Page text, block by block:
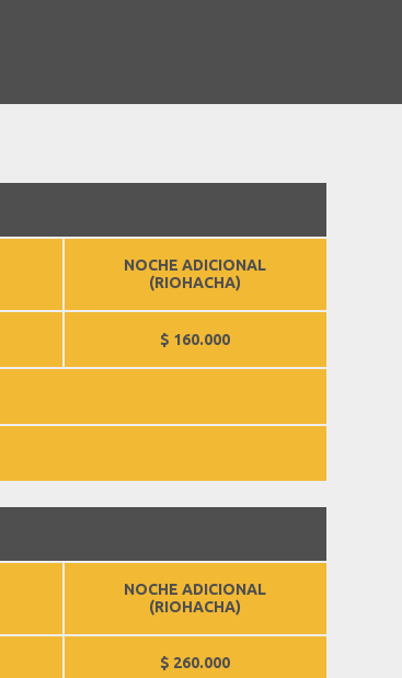
NOCHE ADICIONAL
(RIOHACHA)
$ 160.000
NOCHE ADICIONAL
(RIOHACHA)
$ 260.000